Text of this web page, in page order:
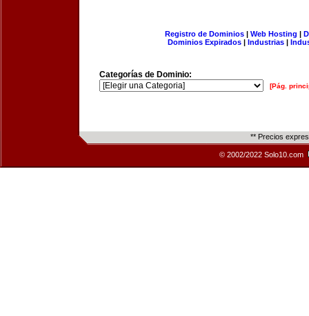
Registro de Dominios| Web Hosting |
Dominios Expirados | Industrias |
Categorías de Dominio:
[Pág.
** Precios
© 2002/2022 Solo10.com